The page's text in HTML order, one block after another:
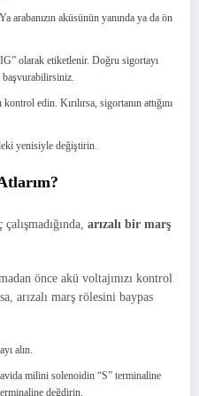
arabanızın aküsünün yanında ya da ön
olarak etiketlenir. Doğru sigortayı
başvurabilirsiniz.
edin. Kırılırsa, sigortanın attığını
yenisiyle değiştirin.
arızalı bir marş
önce akü voltajınızı kontrol
arızalı marş rölesini baypas
alın.
milini solenoidin “S” terminaline
değdirin.